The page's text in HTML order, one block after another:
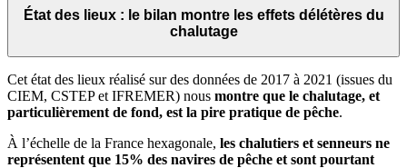
État des lieux : le bilan montre les effets délétères du
chalutage
Cet état des lieux réalisé sur des données de 2017 à 2021 (issues du
CIEM, CSTEP et IFREMER) nous montre que le chalutage, et
particulièrement de fond, est la pire pratique de pêche.
À l’échelle de la France hexagonale, les chalutiers et senneurs ne
représentent que 15% des navires de pêche et sont pourtant